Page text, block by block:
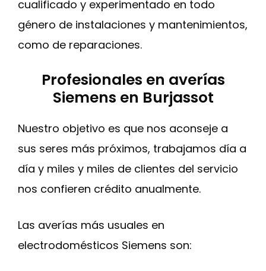
cualificado y experimentado en todo
género de instalaciones y mantenimientos,
como de reparaciones.
Profesionales en averías
Siemens en Burjassot
Nuestro objetivo es que nos aconseje a
sus seres más próximos, trabajamos día a
día y miles y miles de clientes del servicio
nos confieren crédito anualmente.
Las averías más usuales en
electrodomésticos Siemens son: